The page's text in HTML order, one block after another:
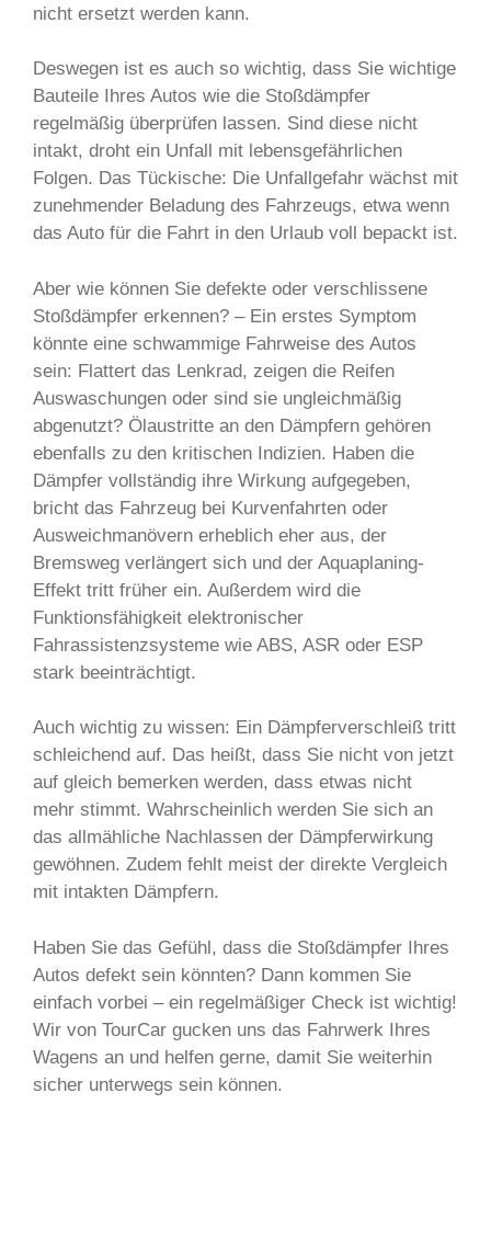
nicht ersetzt werden kann.
Deswegen ist es auch so wichtig, dass Sie wichtige
Bauteile Ihres Autos wie die Stoßdämpfer
regelmäßig überprüfen lassen. Sind diese nicht
intakt, droht ein Unfall mit lebensgefährlichen
Folgen. Das Tückische: Die Unfallgefahr wächst mit
zunehmender Beladung des Fahrzeugs, etwa wenn
das Auto für die Fahrt in den Urlaub voll bepackt ist.
Aber wie können Sie defekte oder verschlissene
Stoßdämpfer erkennen? – Ein erstes Symptom
könnte eine schwammige Fahrweise des Autos
sein: Flattert das Lenkrad, zeigen die Reifen
Auswaschungen oder sind sie ungleichmäßig
abgenutzt? Ölaustritte an den Dämpfern gehören
ebenfalls zu den kritischen Indizien. Haben die
Dämpfer vollständig ihre Wirkung aufgegeben,
bricht das Fahrzeug bei Kurvenfahrten oder
Ausweichmanövern erheblich eher aus, der
Bremsweg verlängert sich und der Aquaplaning-
Effekt tritt früher ein. Außerdem wird die
Funktionsfähigkeit elektronischer
Fahrassistenzsysteme wie ABS, ASR oder ESP
stark beeinträchtigt.
Auch wichtig zu wissen: Ein Dämpferverschleiß tritt
schleichend auf. Das heißt, dass Sie nicht von jetzt
auf gleich bemerken werden, dass etwas nicht
mehr stimmt. Wahrscheinlich werden Sie sich an
das allmähliche Nachlassen der Dämpferwirkung
gewöhnen. Zudem fehlt meist der direkte Vergleich
mit intakten Dämpfern.
Haben Sie das Gefühl, dass die Stoßdämpfer Ihres
Autos defekt sein könnten? Dann kommen Sie
einfach vorbei – ein regelmäßiger Check ist wichtig!
Wir von TourCar gucken uns das Fahrwerk Ihres
Wagens an und helfen gerne, damit Sie weiterhin
sicher unterwegs sein können.